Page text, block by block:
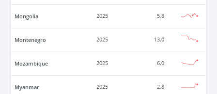
Mongolia 2025 5,8
Montenegro 2025 13,0
Mozambique 2025 6,0
Myanmar 2025 2,8